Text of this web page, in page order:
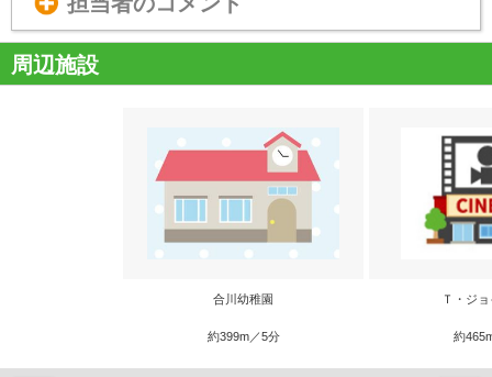
周辺施設
合川幼稚園
約399m／5分
Ｔ・ジ
約